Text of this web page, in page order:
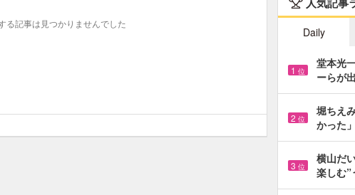
る記事は見つかりませんでした
Daily
1 位
堂本光
ーらが
2 位
堀ちえ
かった
3 位
横山だ
楽しむ